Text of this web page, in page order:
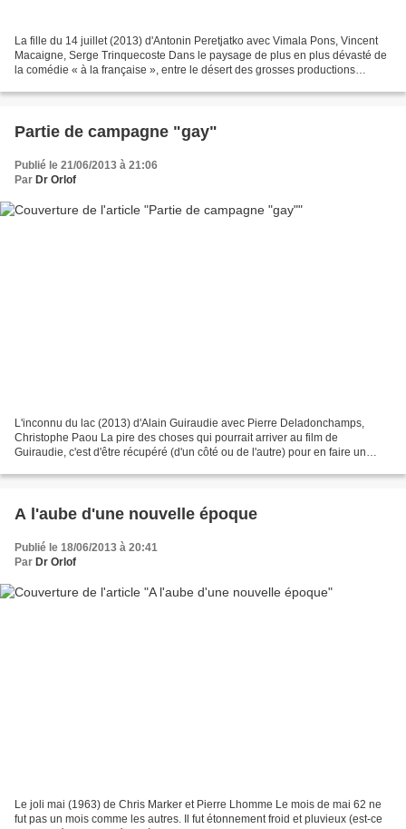
La fille du 14 juillet (2013) d'Antonin Peretjatko avec Vimala Pons, Vincent
Macaigne, Serge Trinquecoste Dans le paysage de plus en plus dévasté de
la comédie « à la française », entre le désert des grosses productions
Partie de campagne "gay"
Publié le 21/06/2013 à 21:06
Par Dr Orlof
L'inconnu du lac (2013) d'Alain Guiraudie avec Pierre Deladonchamps,
Christophe Paou La pire des choses qui pourrait arriver au film de
Guiraudie, c'est d'être récupéré (d'un côté ou de l'autre) pour en faire un
A l'aube d'une nouvelle époque
Publié le 18/06/2013 à 20:41
Par Dr Orlof
Le joli mai (1963) de Chris Marker et Pierre Lhomme Le mois de mai 62 ne
fut pas un mois comme les autres. Il fut étonnement froid et pluvieux (est-ce